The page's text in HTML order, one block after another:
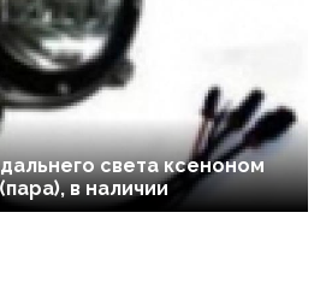
света ксеноном
в наличии